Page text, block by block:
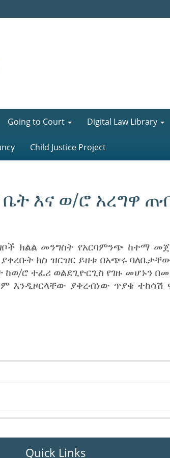
Going to Court Digital Law Library
Child Justice Project
እና ወ/ሮ አረግዋ
ክልል መንግስት የአርባምንጭ ከተማ
ክስ ዝርዝር ይዘቱ በአጭሩ
ሮ ተፈሪ ወልደጊዮርጊስ የገዙ መሆኑን
እንዲዞርላቸው ያቀረብነው ጥያቄ ተከሳሽ
Quick Links